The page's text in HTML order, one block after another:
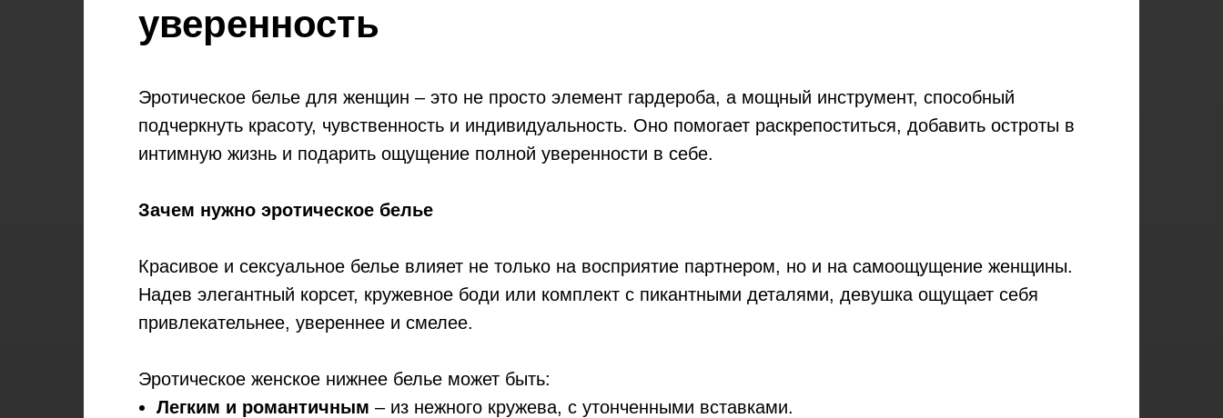
уверенность
Эротическое белье для женщин – это не просто элемент гардероба, а мощный инструмент, способный
подчеркнуть красоту, чувственность и индивидуальность. Оно помогает раскрепоститься, добавить остроты в
интимную жизнь и подарить ощущение полной уверенности в себе.
Зачем нужно эротическое белье
Красивое и сексуальное белье влияет не только на восприятие партнером, но и на самоощущение женщины.
Надев элегантный корсет, кружевное боди или комплект с пикантными деталями, девушка ощущает себя
привлекательнее, увереннее и смелее.
Эротическое женское нижнее белье может быть:
Легким и романтичным – из нежного кружева, с утонченными вставками.